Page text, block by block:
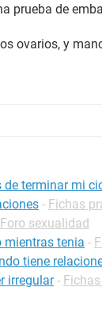
prueba de
ovarios, y
de terminar mi
- Fichas
Foro sexualidad
mientras tenia -
tiene
irregular -